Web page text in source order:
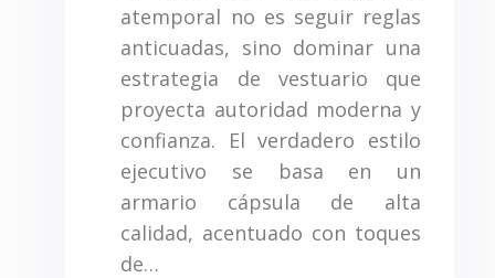
atemporal no es seguir reglas
anticuadas, sino dominar una
estrategia de vestuario que
proyecta autoridad moderna y
confianza. El verdadero estilo
ejecutivo se basa en un
armario cápsula de alta
calidad, acentuado con toques
de…